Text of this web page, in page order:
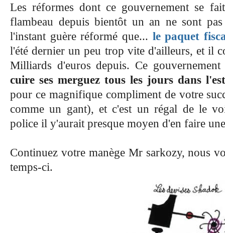
Les réformes dont ce gouvernement se
flambeau depuis bientôt un an ne sont
l'instant guère réformé que... le paquet
l'été dernier un peu trop vite d'ailleurs, et il
Milliards d'euros depuis. Ce
cuire ses merguez tous les jours dans
pour ce magnifique compliment de votre
comme un gant), et c'est un régal de le
police il y'aurait presque moyen d'en faire
Continuez votre manège Mr sarkozy, nous
temps-ci.